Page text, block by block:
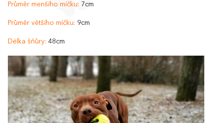
Průměr menšího míčku: 7cm
Průměr většího míčku: 9cm
Délka šňůry: 48cm